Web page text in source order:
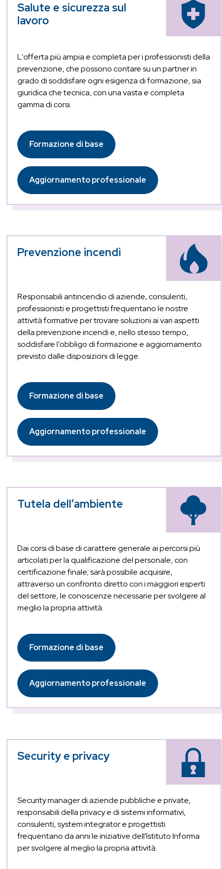
Salute e sicurezza sul
lavoro
L'offerta più ampia e completa per i professionisti della
prevenzione, che possono contare su un partner in
grado di soddisfare ogni esigenza di formazione, sia
giuridica che tecnica, con una vasta e completa
gamma di corsi.
Formazione di base
Aggiornamento professionale
Prevenzione incendi
Responsabili antincendio di aziende, consulenti,
professionisti e progettisti frequentano le nostre
attività formative per trovare soluzioni ai vari aspetti
della prevenzione incendi e, nello stesso tempo,
soddisfare l’obbligo di formazione e aggiornamento
previsto dalle disposizioni di legge.
Formazione di base
Aggiornamento professionale
Tutela dell’ambiente
Dai corsi di base di carattere generale ai percorsi più
articolati per la qualificazione del personale, con
certificazione finale; sarà possibile acquisire,
attraverso un confronto diretto con i maggiori esperti
del settore, le conoscenze necessarie per svolgere al
meglio la propria attività.
Formazione di base
Aggiornamento professionale
Security e privacy
Security manager di aziende pubbliche e private,
responsabili della privacy e di sistemi informativi,
consulenti, system integrator e progettisti
frequentano da anni le iniziative dell'Istituto Informa
per svolgere al meglio la propria attività.